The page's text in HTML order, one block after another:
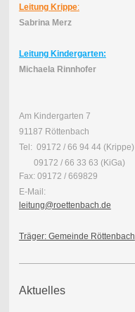
Leitung Krippe:
Sabrina Merz
Leitung Kindergarten:
Michaela Rinnhofer
Am Kindergarten 7
91187 Röttenbach
Tel: 09172 / 66 94 44 (Krippe)
09172 / 66 33 63 (KiGa)
Fax: 09172 / 669829
E-Mail:
leitung@roettenbach.de
Träger: Gemeinde Röttenbach
Aktuelles